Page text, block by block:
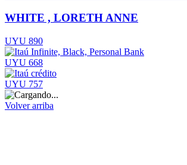
WHITE , LORETH ANNE
UYU 890
UYU 668
UYU 757
Volver arriba